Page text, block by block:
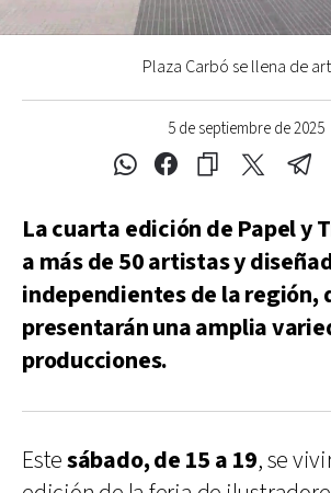
5 de septiembre de 2025
Plaza Carbó se llena de
La cuarta edición de Papel y
a más de 50 artistas y
independientes de la región,
presentarán una amplia
producciones.
Estesábado, de 15 a 19, se